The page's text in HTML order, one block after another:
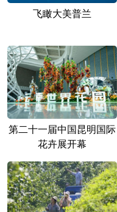
飞瞰大美普兰
第二十一届中国昆明国际
花卉展开幕